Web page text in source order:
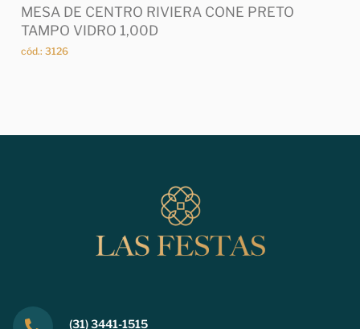
MESA DE CENTRO RIVIERA CONE PRETO
TAMPO VIDRO 1,00D
cód.: 3126
(31) 3441-1515